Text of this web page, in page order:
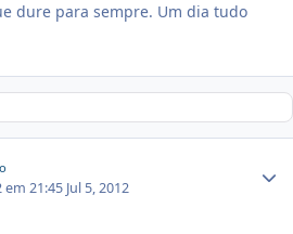
dure para sempre. Um dia tudo
em 21:45 Jul 5, 2012